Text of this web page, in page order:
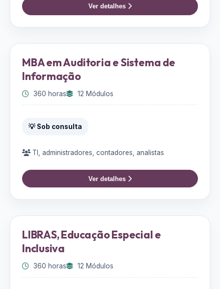
Ver detalhes
MBA em Auditoria e Sistema de
Informação
360 horas 12 Módulos
💡 Sob consulta
TI, administradores, contadores, analistas
Ver detalhes
LIBRAS, Educação Especial e
Inclusiva
360 horas 12 Módulos